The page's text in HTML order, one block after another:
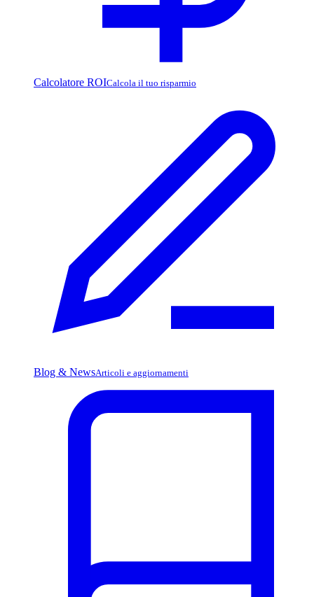
Calcolatore ROICalcola il tuo risparmio
Blog & NewsArticoli e aggiornamenti